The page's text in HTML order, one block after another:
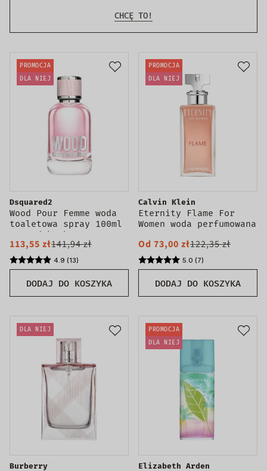
CHCĘ TO!
PROMOCJA
DLA NIEJ
DODAJ DO KOSZYKA
Dsquared2
Wood Pour Femme woda
toaletowa spray 100ml
- produkt bez
opakowania
113,55 zł141,94 zł
4.9 (13)
PROMOCJA
DLA NIEJ
DODAJ DO KOSZYKA
Calvin Klein
Eternity Flame For
Women woda perfumowana
Od 73,00 zł122,35 zł
5.0 (7)
DLA NIEJ
Burberry
PROMOCJA
DLA NIEJ
Elizabeth Arden